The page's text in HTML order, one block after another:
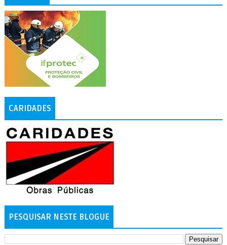
CARIDADES
PESQUISAR NESTE BLOGUE